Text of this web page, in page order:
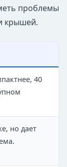
проблемы
крышей.
40
но дает